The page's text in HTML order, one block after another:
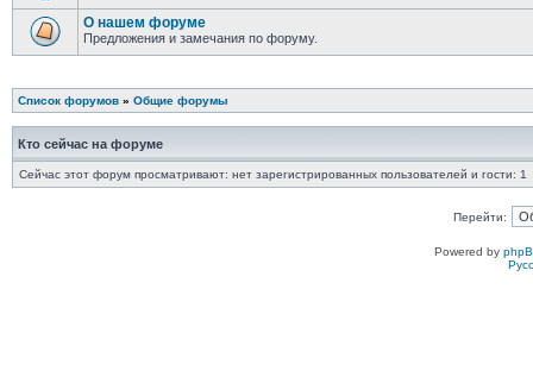
О нашем форуме
Предложения и замечания по форуму.
Список форумов » Общие форумы
Кто сейчас на форуме
Сейчас этот форум просматривают: нет зарегистрированных пользователей и гости: 1
Перейти:
Powered by